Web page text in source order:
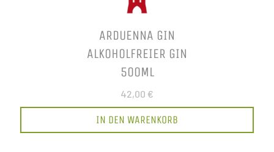
ARDUENNA GIN
ALKOHOLFREIER GIN
500ML
42,00 €
IN DEN WARENKORB